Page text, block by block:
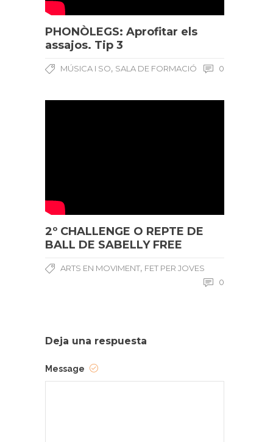
PHONÒLEGS: Aprofitar els
assajos. Tip 3
MÚSICA I SO, SALA DE FORMACIÓ 0
2º CHALLENGE O REPTE DE
BALL DE SABELLY FREE
ARTS EN MOVIMENT, FET PER JOVES
0
Deja una respuesta
Message